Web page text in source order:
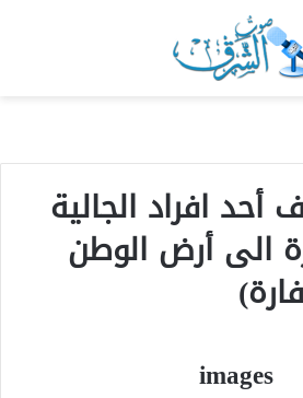
أحد افراد الجالية
الى أرض الوطن